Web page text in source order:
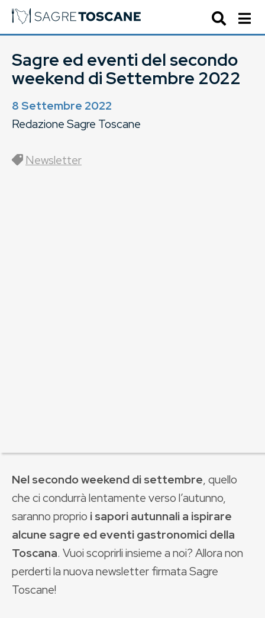
Sagre ed eventi del secondo
weekend di Settembre 2022
8 Settembre 2022
Redazione Sagre Toscane
Newsletter
Nel secondo weekend di settembre, quello
che ci condurrà lentamente verso l’autunno,
saranno proprio i sapori autunnali a ispirare
alcune sagre ed eventi gastronomici della
Toscana. Vuoi scoprirli insieme a noi? Allora non
perderti la nuova newsletter firmata Sagre
Toscane!